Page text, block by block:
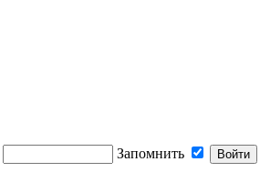
Запомнить